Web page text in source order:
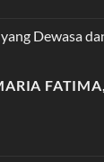
Dewasa